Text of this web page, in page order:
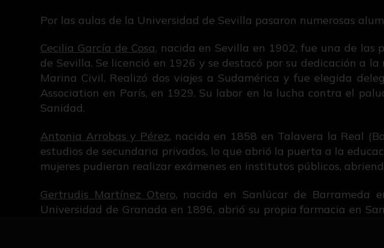
Por las aulas de la Universidad de Sevilla pasaron numerosas
Cecilia García de Cosa, nacida en Sevilla en 1902, fue una de las
de Sevilla. Se licenció en 1926 y se destacó por su dedicación a
Marina Civil. Realizó dos viajes a Sudamérica y fue elegida
Association en París, en 1929. Su labor en la lucha contra el
Sanidad.
Antonia Arrobas y Pérez, nacida en 1858 en Talavera la Real
estudios de secundaria privados, lo que abrió la puerta a la
mujeres pudieran realizar exámenes en institutos públicos,
Gertrudis Martínez Otero, nacida en Sanlúcar de Barrameda
Universidad de Granada en 1896, abrió su propia farmacia en